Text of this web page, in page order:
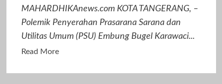
Buaran
Bambu
MAHARDHIKAnews.com KOTA TANGERANG, –
Polemik Penyerahan Prasarana Sarana dan
Utilitas Umum (PSU) Embung Bugel Karawaci...
Read MoreRead
about